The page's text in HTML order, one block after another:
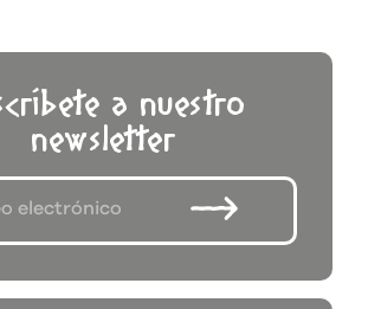
a nuestro
newsletter